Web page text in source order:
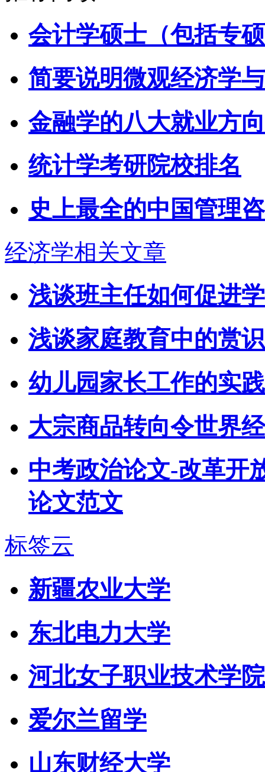
会计学硕士（包括专
简要说明微观经济学
金融学的八大就业方
统计学考研院校排名
史上最全的中国管理
经济学相关文章
浅谈班主任如何促进
浅谈家庭教育中的赏
幼儿园家长工作的实
大宗商品转向令世界
中考政治论文-改革开
论文范文
标签云
新疆农业大学
东北电力大学
河北女子职业技术学院
爱尔兰留学
山东财经大学